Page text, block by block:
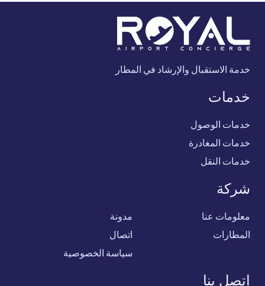
خدمة الاستقبال والإرشاد في المطار
خدمات
خدمات الوصول
خدمات المغادرة
خدمات النقل
شركة
معلومات عنا
المطارات
مدونة
اتصال
سياسة الخصوصية
اتصل بنا